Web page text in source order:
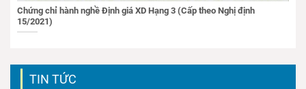
Chứng chỉ hành nghề Định giá XD Hạng 3 (Cấp theo Nghị định
15/2021)
TIN TỨC